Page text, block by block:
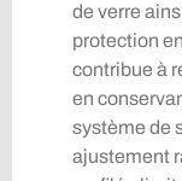
de verre
protection
contribue à
en
système de
ajustement